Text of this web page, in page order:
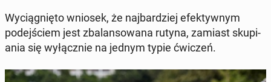
Wyciąg­nię­to wniosek, że na­jbardziej efek­ty­wnym
pode­jś­ciem jest zbal­an­sowana rutyna, zamiast sku­pi­
a­nia się wyłącznie na jednym typie ćwiczeń.